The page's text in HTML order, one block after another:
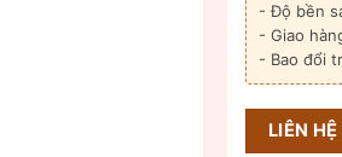
- Độ bền
- Giao
- Bao đổi
LIÊN